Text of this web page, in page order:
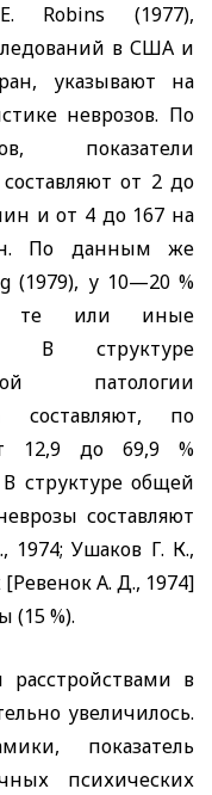
E. Robins (1977),
в США и
указывают на
неврозов. По
показатели
от 2 до
и от 4 до 167 на
По данным же
(1979), у 10—20 %
те или иные
В структуре
патологии
составляют, по
12,9 до 69,9 %
структуре общей
составляют
Ушаков Г. К.,
[Ревенок А. Д., 1974]
(15 %).
в
увеличилось.
показатель
психических